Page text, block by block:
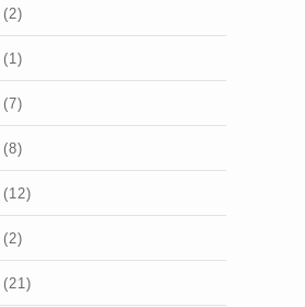
(2)
(1)
(7)
(8)
(12)
(2)
(21)